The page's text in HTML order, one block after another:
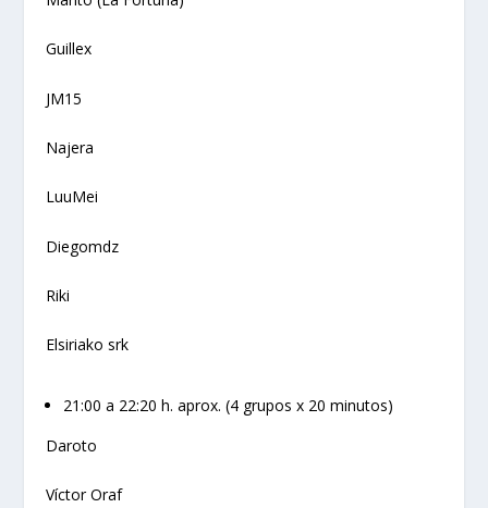
Guillex
JM15
Najera
LuuMei
Diegomdz
Riki
Elsiriako srk
21:00 a 22:20 h. aprox. (4 grupos x 20 minutos)
Daroto
Víctor Oraf